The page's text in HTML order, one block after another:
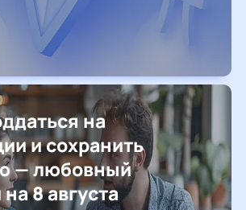
на
и сохранить
— любовный
8 августа